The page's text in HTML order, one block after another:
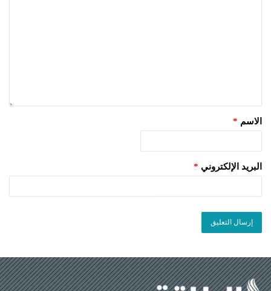
الاسم *
البريد الإلكتروني *